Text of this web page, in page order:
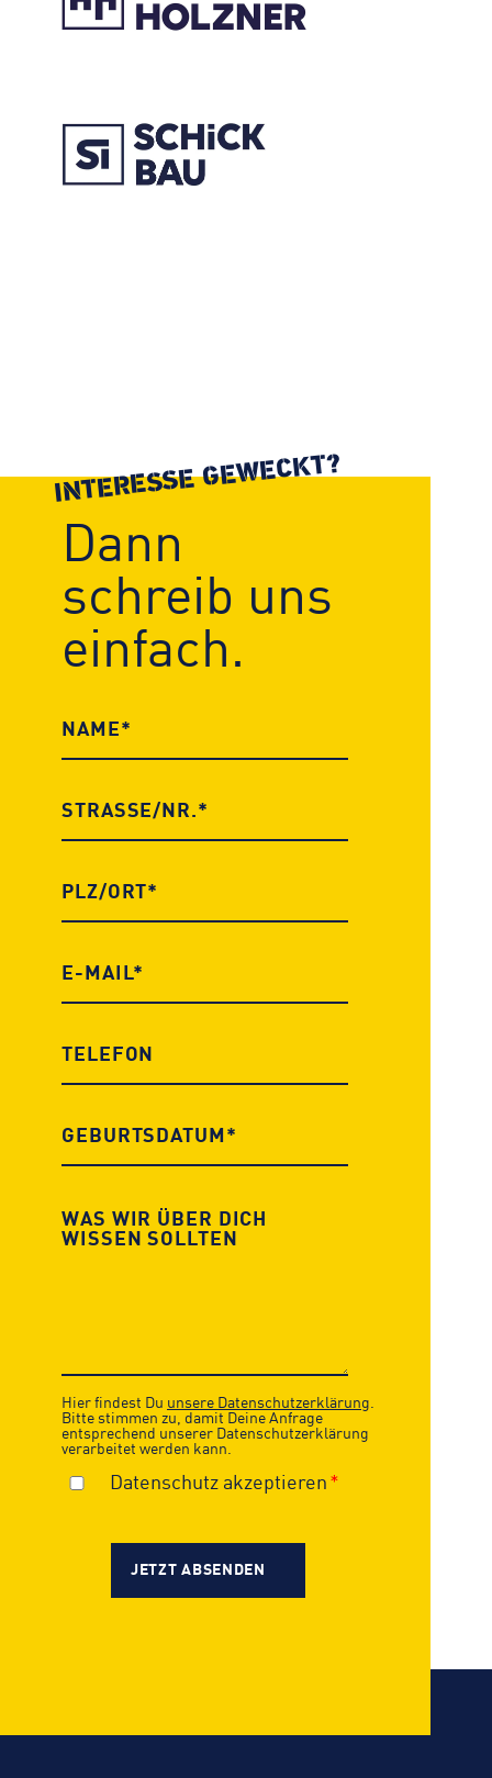
INTERESSE GEWECKT?
Dann
schreib uns
einfach.
Hier findest Du unsere Datenschutzerklärung.
Bitte stimmen zu, damit Deine Anfrage
entsprechend unserer Datenschutzerklärung
verarbeitet werden kann.
Datenschutz akzeptieren